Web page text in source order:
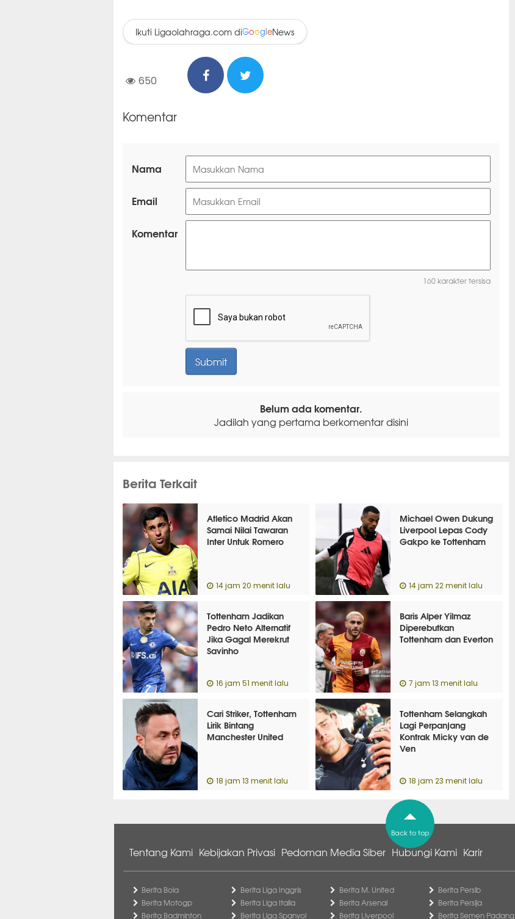
Ikuti Ligaolahraga.com diGoogleNews
650
Komentar
Nama
Email
Komentar
160 karakter tersisa
Belum ada komentar.
Jadilah yang pertama berkomentar disini
Berita Terkait
Atletico Madrid Akan
Samai Nilai Tawaran
Inter Untuk Romero
14 jam 20 menit lalu
Michael Owen Dukung
Liverpool Lepas Cody
Gakpo ke Tottenham
14 jam 22 menit lalu
Tottenham Jadikan
Pedro Neto Alternatif
Jika Gagal Merekrut
Savinho
16 jam 51 menit lalu
Baris Alper Yilmaz
Diperebutkan
Tottenham dan Everton
7 jam 13 menit lalu
Cari Striker, Tottenham
Lirik Bintang
Manchester United
18 jam 13 menit lalu
Tottenham Selangkah
Lagi Perpanjang
Kontrak Micky van de
Ven
18 jam 23 menit lalu
Back to top
Tentang Kami Kebijakan Privasi Pedoman Media Siber Hubungi Kami Karir
Berita Bola
Berita Motogp
Berita Badminton
Berita Liga Inggris
Berita Liga Italia
Berita Liga Spanyol
Berita M. United
Berita Arsenal
Berita Liverpool
Berita Persib
Berita Persija
Berita Semen Padang